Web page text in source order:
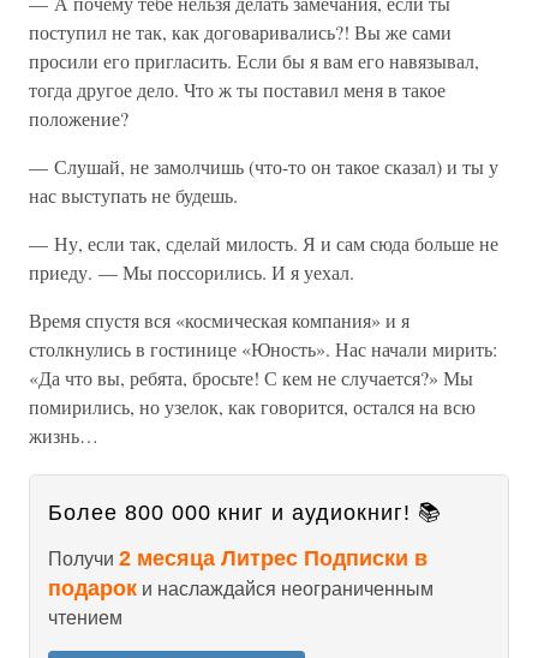
поступил не так, как договаривались?! Вы же сами
просили его пригласить. Если бы я вам его навязывал,
тогда другое дело. Что ж ты поставил меня в такое
положение?
— Слушай, не замолчишь (что-то он такое сказал) и ты у
нас выступать не будешь.
— Ну, если так, сделай милость. Я и сам сюда больше не
приеду. — Мы поссорились. И я уехал.
Время спустя вся «космическая компания» и я
столкнулись в гостинице «Юность». Нас начали мирить:
«Да что вы, ребята, бросьте! С кем не случается?» Мы
помирились, но узелок, как говорится, остался на всю
жизнь…
Более 800 000 книг и аудиокниг! 📚
Получи 2 месяца Литрес Подписки в
подарок и наслаждайся неограниченным
чтением